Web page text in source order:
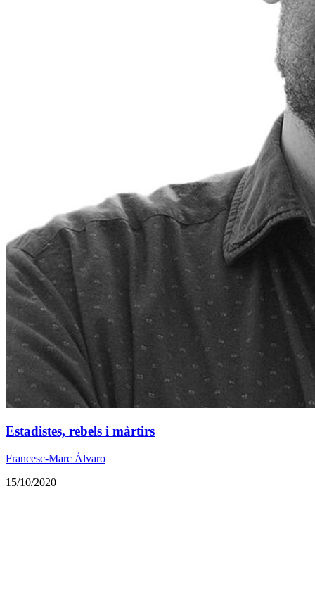
Estadistes, rebels i màrtirs
Francesc-Marc Álvaro
15/10/2020